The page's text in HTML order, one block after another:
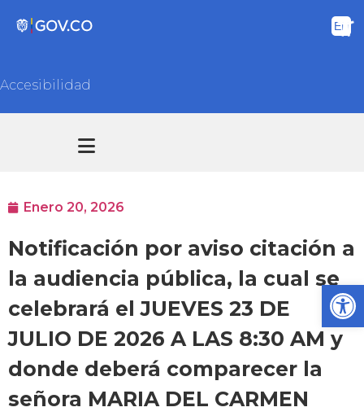
Accesibilidad
Enero 20, 2026
Notificación por aviso citación a
la audiencia pública, la cual se
celebrará el JUEVES 23 DE
JULIO DE 2026 A LAS 8:30 AM y
donde deberá comparecer la
señora MARIA DEL CARMEN